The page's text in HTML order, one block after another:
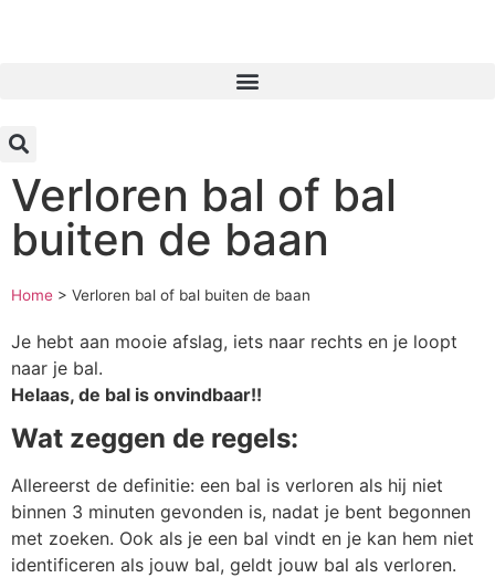
Verloren bal of bal
buiten de baan
Home > Verloren bal of bal buiten de baan
Je hebt aan mooie afslag, iets naar rechts en je loopt
naar je bal.
Helaas, de bal is onvindbaar!!
Wat zeggen de regels:
Allereerst de definitie: een bal is verloren als hij niet
binnen 3 minuten gevonden is, nadat je bent begonnen
met zoeken. Ook als je een bal vindt en je kan hem niet
identificeren als jouw bal, geldt jouw bal als verloren.